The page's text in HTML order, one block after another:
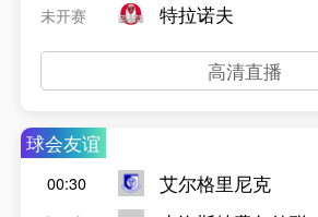
未开赛
特拉诺夫
高清直播
球会友谊
00:30
艾尔格里尼克